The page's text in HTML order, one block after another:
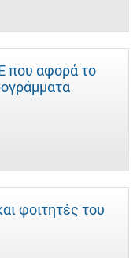
που αφορά το
φοιτητές του